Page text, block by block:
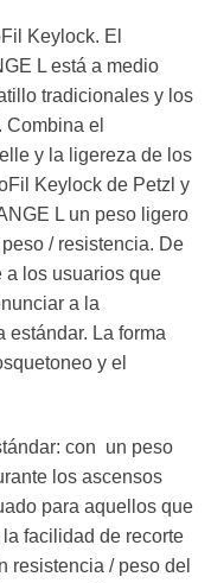
Keylock. El
L está a medio
tradicionales y los
el
y la ligereza de los
Keylock de Petzl y
L un peso ligero
/ resistencia. De
a los usuarios que
a la
estándar. La forma
y el
con un peso
los ascensos
para aquellos que
facilidad de recorte
resistencia / peso del